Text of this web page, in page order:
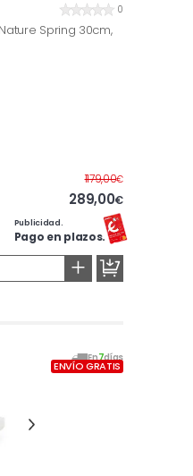
0
Spring 30cm,
1179,00€Antes
289,00€
Publicidad.
Pago en plazos.
+
En7días
ENVÍO GRATIS